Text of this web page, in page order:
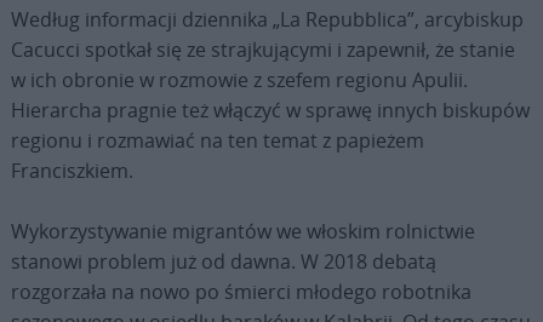
Według informacji dziennika „La Repubblica”, arcybiskup
Cacucci spotkał się ze strajkującymi i zapewnił, że stanie
w ich obronie w rozmowie z szefem regionu Apulii.
Hierarcha pragnie też włączyć w sprawę innych biskupów
regionu i rozmawiać na ten temat z papieżem
Franciszkiem.
Wykorzystywanie migrantów we włoskim rolnictwie
stanowi problem już od dawna. W 2018 debatą
rozgorzała na nowo po śmierci młodego robotnika